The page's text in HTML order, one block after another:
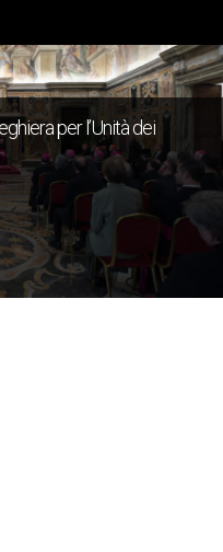
per l’Unità dei